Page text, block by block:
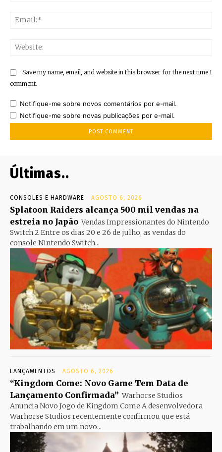
Save my name, email, and website in this browser for the next time I
comment.
Notifique-me sobre novos comentários por e-mail.
Notifique-me sobre novas publicações por e-mail.
Últimas..
CONSOLES E HARDWARE AGOSTO 6, 2026
Splatoon Raiders alcança 500 mil vendas na
estreia no Japão Vendas Impressionantes do Nintendo
Switch 2 Entre os dias 20 e 26 de julho, as vendas do
console Nintendo Switch...
LANÇAMENTOS AGOSTO 6, 2026
“Kingdom Come: Novo Game Tem Data de
Lançamento Confirmada” Warhorse Studios
Anuncia Novo Jogo de Kingdom Come A desenvolvedora
Warhorse Studios recentemente confirmou que está
trabalhando em um novo...